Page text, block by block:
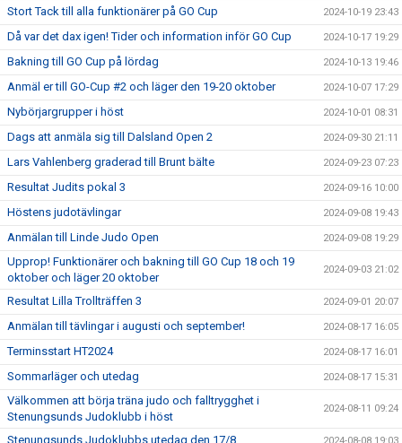
Stort Tack till alla funktionärer på GO Cup 2024-10-19 23:43
Då var det dax igen! Tider och information inför GO Cup 2024-10-17 19:29
Bakning till GO Cup på lördag 2024-10-13 19:46
Anmäl er till GO-Cup #2 och läger den 19-20 oktober 2024-10-07 17:29
Nybörjargrupper i höst 2024-10-01 08:31
Dags att anmäla sig till Dalsland Open 2 2024-09-30 21:11
Lars Vahlenberg graderad till Brunt bälte 2024-09-23 07:23
Resultat Judits pokal 3 2024-09-16 10:00
Höstens judotävlingar 2024-09-08 19:43
Anmälan till Linde Judo Open 2024-09-08 19:29
Upprop! Funktionärer och bakning till GO Cup 18 och 19
oktober och läger 20 oktober
2024-09-03 21:02
Resultat Lilla Trollträffen 3 2024-09-01 20:07
Anmälan till tävlingar i augusti och september! 2024-08-17 16:05
Terminsstart HT2024 2024-08-17 16:01
Sommarläger och utedag 2024-08-17 15:31
Välkommen att börja träna judo och falltrygghet i
Stenungsunds Judoklubb i höst
2024-08-11 09:24
Stenungsunds Judoklubbs utedag den 17/8